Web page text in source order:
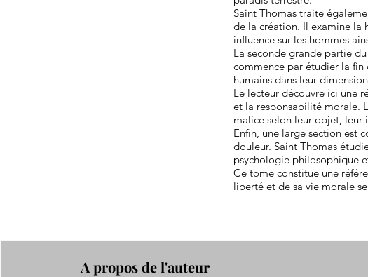
Saint Thomas traite
de la création. Il examine la
influence sur les hommes
La seconde grande partie
commence par étudier la fin
humains dans leur
Le lecteur découvre ici une
et la responsabilité morale.
malice selon leur objet, leur
Enfin, une large section est
douleur. Saint Thomas
psychologie philosophique
Ce tome constitue une
liberté et de sa vie morale
A propos de l'auteur